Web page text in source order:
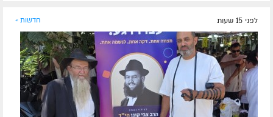
לפני 15 שעות חדשות »